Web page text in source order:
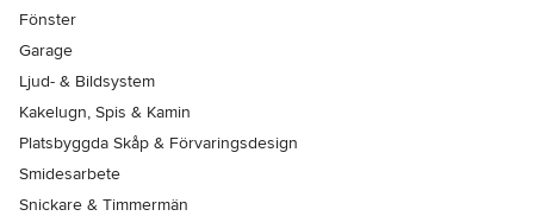
Fönster
Garage
Ljud- & Bildsystem
Kakelugn, Spis & Kamin
Platsbyggda Skåp & Förvaringsdesign
Smidesarbete
Snickare & Timmermän